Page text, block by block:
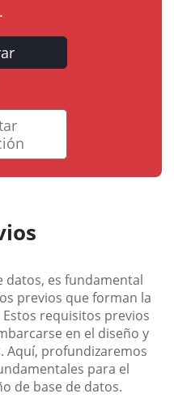
datos, es fundamental
previos que forman la
requisitos previos
en el diseño y
Aquí, profundizaremos
para el
de base de datos.